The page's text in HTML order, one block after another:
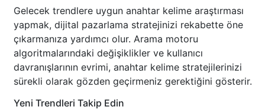
Gelecek trendlere uygun anahtar kelime araştırması
yapmak, dijital pazarlama stratejinizi rekabette öne
çıkarmanıza yardımcı olur. Arama motoru
algoritmalarındaki değişiklikler ve kullanıcı
davranışlarının evrimi, anahtar kelime stratejilerinizi
sürekli olarak gözden geçirmeniz gerektiğini gösterir.
Yeni Trendleri Takip Edin